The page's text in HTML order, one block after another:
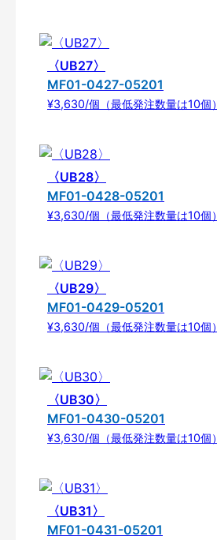
〈UB27〉
MF01-0427-05201
¥3,630/個（最低発注数量は10個）
〈UB28〉
MF01-0428-05201
¥3,630/個（最低発注数量は10個）
〈UB29〉
MF01-0429-05201
¥3,630/個（最低発注数量は10個）
〈UB30〉
MF01-0430-05201
¥3,630/個（最低発注数量は10個）
〈UB31〉
MF01-0431-05201